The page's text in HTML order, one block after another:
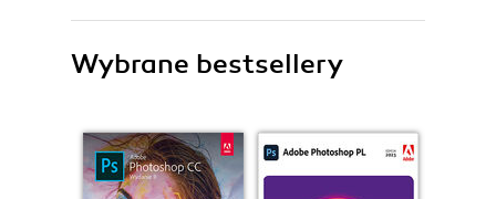
Wybrane bestsellery